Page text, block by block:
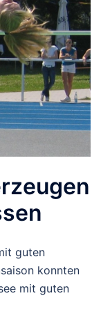
guten
konnten
mit guten